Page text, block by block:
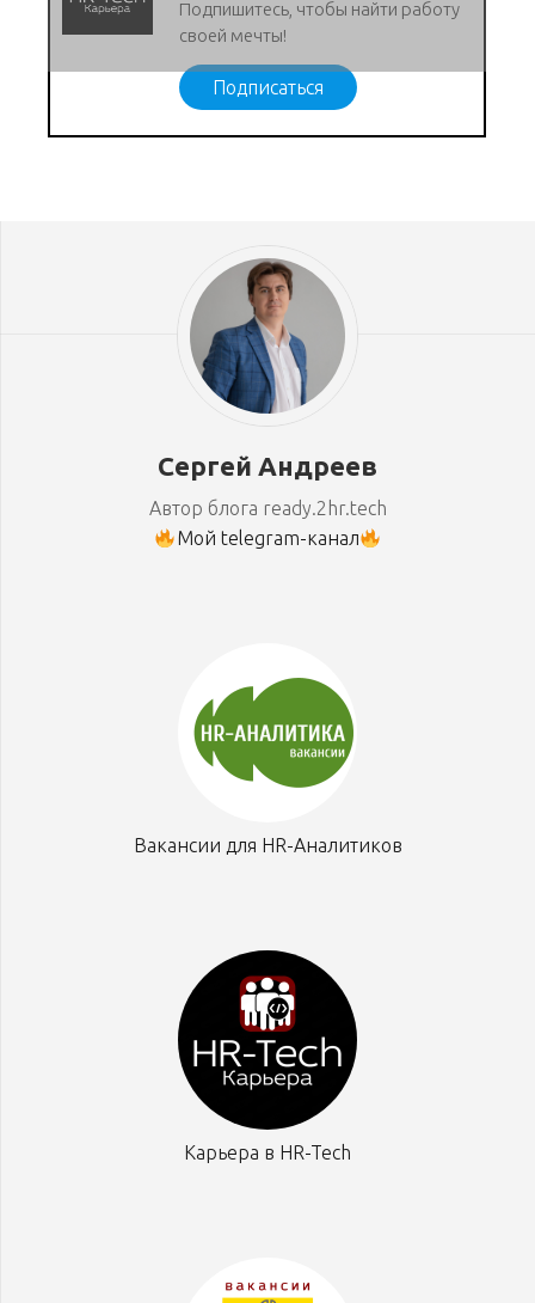
Подпишитесь, чтобы найти работу
своей мечты!
Подписаться
Сергей Андреев
Автор блога ready.2hr.tech
Мой telegram-канал
Вакансии для HR-Аналитиков
Карьера в HR-Tech